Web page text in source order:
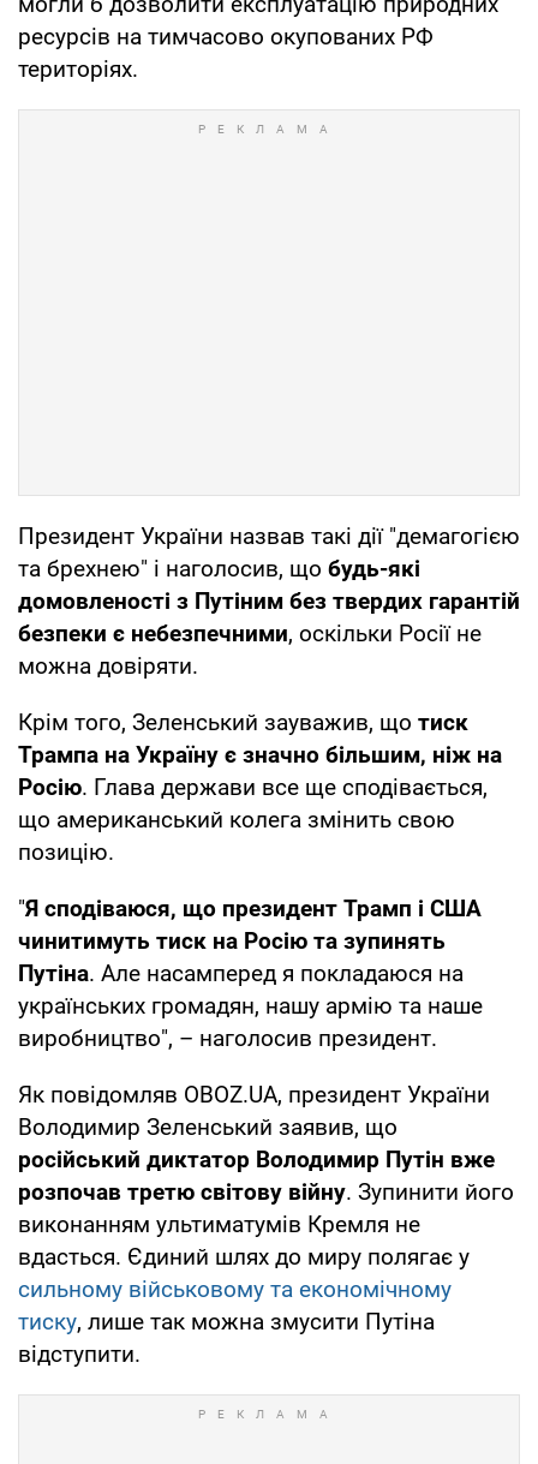
ресурсів на тимчасово окупованих РФ
територіях.
Президент України назвав такі дії "демагогією
та брехнею" і наголосив, що будь-які
домовленості з Путіним без твердих гарантій
безпеки є небезпечними, оскільки Росії не
можна довіряти.
Крім того, Зеленський зауважив, що тиск
Трампа на Україну є значно більшим, ніж на
Росію. Глава держави все ще сподівається,
що американський колега змінить свою
позицію.
"Я сподіваюся, що президент Трамп і США
чинитимуть тиск на Росію та зупинять
Путіна. Але насамперед я покладаюся на
українських громадян, нашу армію та наше
виробництво", – наголосив президент.
Як повідомляв OBOZ.UA, президент України
Володимир Зеленський заявив, що
російський диктатор Володимир Путін вже
розпочав третю світову війну. Зупинити його
виконанням ультиматумів Кремля не
вдасться. Єдиний шлях до миру полягає у
сильному військовому та економічному
тиску, лише так можна змусити Путіна
відступити.